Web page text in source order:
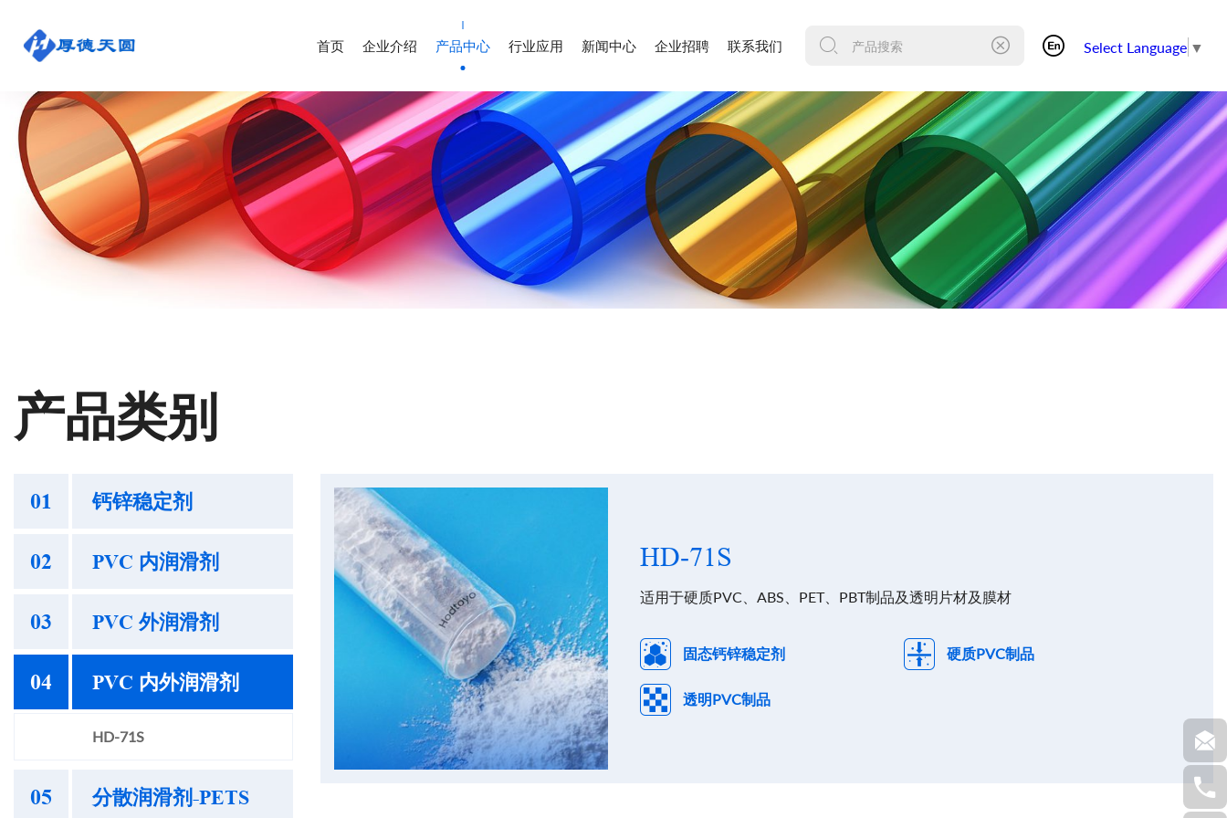
首页 企业介绍 产品中心 行业应用 新闻中心 企业招聘 联系我们 Select Language ▼
产品类别
01 钙锌稳定剂
02 PVC 内润滑剂
03 PVC 外润滑剂
04 PVC 内外润滑剂
HD-71S
05 分散润滑剂-PETS
HD-71S
适用于硬质PVC、ABS、PET、PBT制品及透明片材及膜材
固态钙锌稳定剂 硬质PVC制品
透明PVC制品